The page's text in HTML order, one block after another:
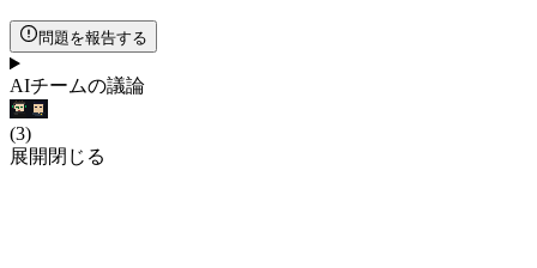
問題を報告する
AIチームの議論
(3)
展開 閉じる